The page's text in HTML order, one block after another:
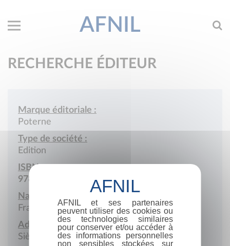
AFNIL
RECHERCHE ÉDITEUR
Marque éditoriale :
Poterne
Type de société :
Edition
ISBN :
978-2-905713
Nationalité :
France
Adresse :
Siège social
AFNIL et ses partenaires
peuvent utiliser des cookies ou
des technologies similaires
pour conserver et/ou accéder à
des informations personnelles
non sensibles stockées sur